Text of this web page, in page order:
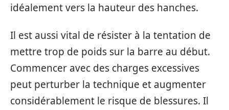
idéalement vers la hauteur des hanches.
Il est aussi vital de résister à la tentation de
mettre trop de poids sur la barre au début.
Commencer avec des charges excessives
peut perturber la technique et augmenter
considérablement le risque de blessures. Il